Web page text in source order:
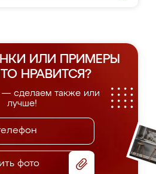
ИЛИ ПРИМЕРЫ
НРАВИТСЯ?
— сделаем также или
лучше!
фото